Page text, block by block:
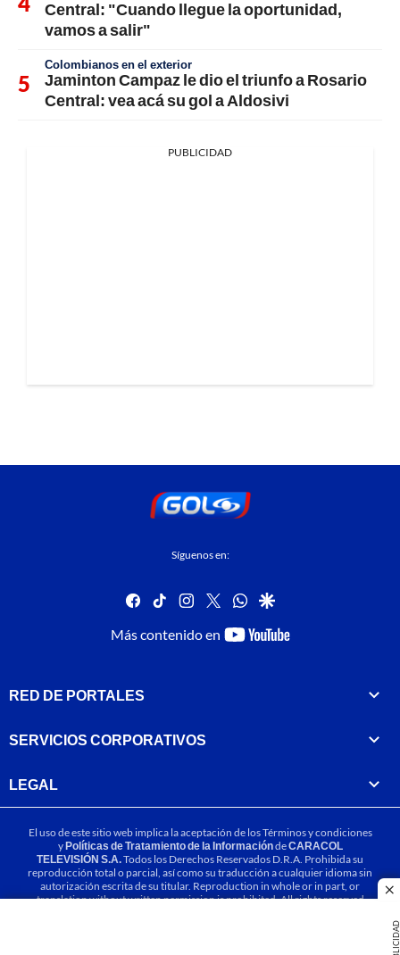
Central: "Cuando llegue la oportunidad,
vamos a salir"
Colombianos en el exterior
Jaminton Campaz le dio el triunfo a Rosario
Central: vea acá su gol a Aldosivi
PUBLICIDAD
Síguenos en:
facebook
tiktok instagram
twitterwhatsapp
google
Más contenido en
youtube-
RED DE PORTALES
SERVICIOS CORPORATIVOS
LEGAL
El uso de este sitio web implica la aceptación de losTérminos y condiciones
yPolíticas de Tratamiento de la InformacióndeCARACOL
TELEVISIÓN S.A.Todos los Derechos Reservados D.R.A. Prohibida su
reproducción total o parcial, así como su traducción a cualquier idioma sin
autorización escrita de su titular. Reproduction in whole or in part, or
translation without written permission is prohibited. All rights reserved